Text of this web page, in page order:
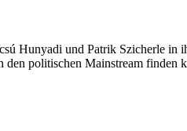
Hunyadi und Patrik Szicherle
den politischen Mainstream finden